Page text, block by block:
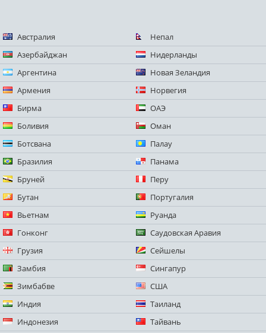
Австралия
Азербайджан
Аргентина
Армения
Бирма
Боливия
Ботсвана
Бразилия
Бруней
Бутан
Вьетнам
Гонконг
Грузия
Замбия
Зимбабве
Индия
Индонезия
Непал
Нидерланды
Новая Зеландия
Норвегия
ОАЭ
Оман
Палау
Панама
Перу
Португалия
Руанда
Саудовская Аравия
Сейшелы
Сингапур
США
Таиланд
Тайвань